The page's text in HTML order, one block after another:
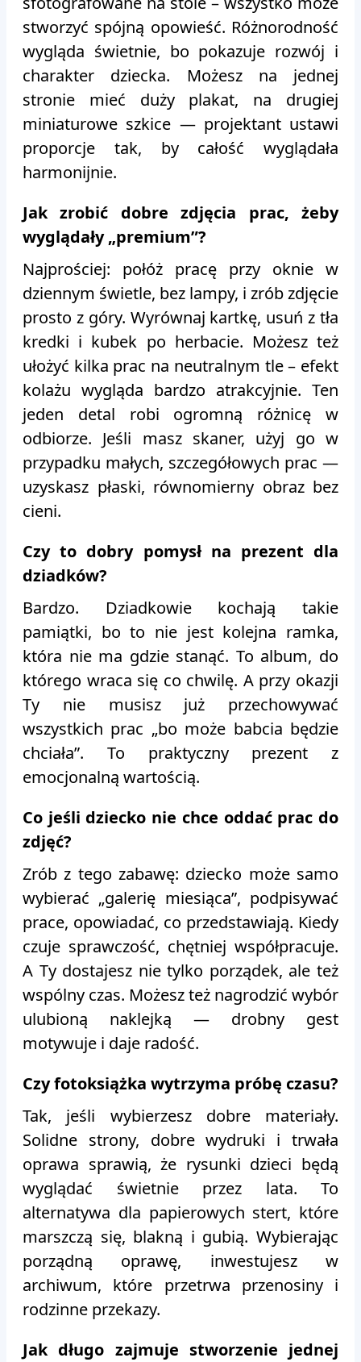
stworzyć spójną opowieść. Różnorodność
wygląda świetnie, bo pokazuje rozwój i
charakter dziecka. Możesz na jednej
stronie mieć duży plakat, na drugiej
miniaturowe szkice — projektant ustawi
proporcje tak, by całość wyglądała
harmonijnie.
Jak zrobić dobre zdjęcia prac, żeby
wyglądały „premium”?
Najprościej: połóż pracę przy oknie w
dziennym świetle, bez lampy, i zrób zdjęcie
prosto z góry. Wyrównaj kartkę, usuń z tła
kredki i kubek po herbacie. Możesz też
ułożyć kilka prac na neutralnym tle – efekt
kolażu wygląda bardzo atrakcyjnie. Ten
jeden detal robi ogromną różnicę w
odbiorze. Jeśli masz skaner, użyj go w
przypadku małych, szczegółowych prac —
uzyskasz płaski, równomierny obraz bez
cieni.
Czy to dobry pomysł na prezent dla
dziadków?
Bardzo. Dziadkowie kochają takie
pamiątki, bo to nie jest kolejna ramka,
która nie ma gdzie stanąć. To album, do
którego wraca się co chwilę. A przy okazji
Ty nie musisz już przechowywać
wszystkich prac „bo może babcia będzie
chciała”. To praktyczny prezent z
emocjonalną wartością.
Co jeśli dziecko nie chce oddać prac do
zdjęć?
Zrób z tego zabawę: dziecko może samo
wybierać „galerię miesiąca”, podpisywać
prace, opowiadać, co przedstawiają. Kiedy
czuje sprawczość, chętniej współpracuje.
A Ty dostajesz nie tylko porządek, ale też
wspólny czas. Możesz też nagrodzić wybór
ulubioną naklejką — drobny gest
motywuje i daje radość.
Czy fotoksiążka wytrzyma próbę czasu?
Tak, jeśli wybierzesz dobre materiały.
Solidne strony, dobre wydruki i trwała
oprawa sprawią, że rysunki dzieci będą
wyglądać świetnie przez lata. To
alternatywa dla papierowych stert, które
marszczą się, blakną i gubią. Wybierając
porządną oprawę, inwestujesz w
archiwum, które przetrwa przenosiny i
rodzinne przekazy.
Jak długo zajmuje stworzenie jednej